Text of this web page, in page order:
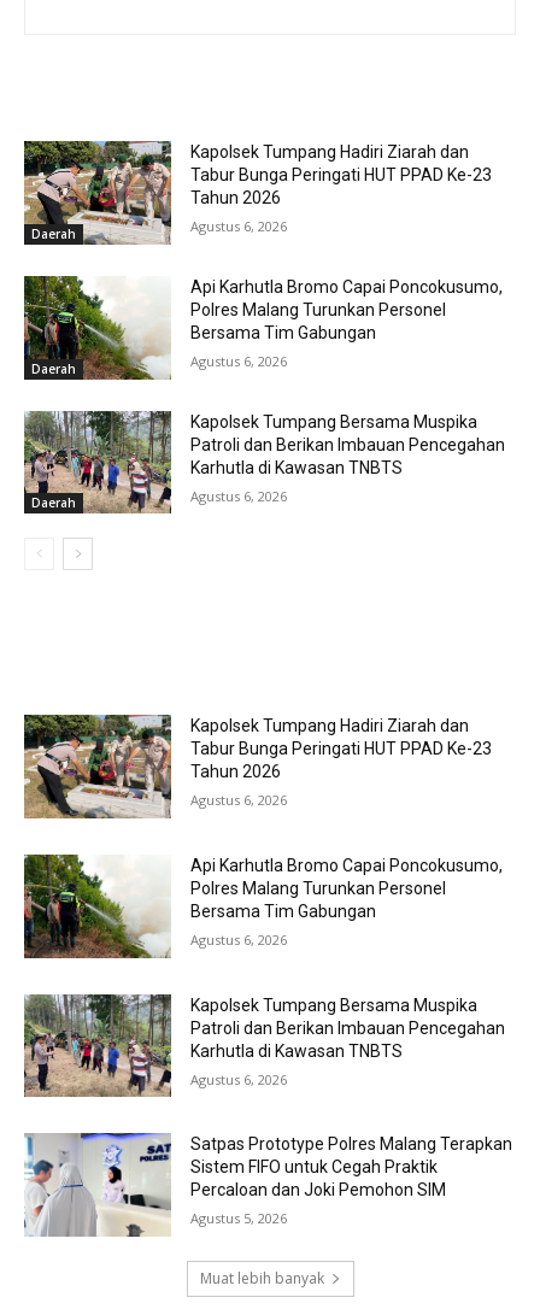
Daerah
Kapolsek Tumpang Hadiri Ziarah dan
Tabur Bunga Peringati HUT PPAD Ke-23
Tahun 2026
Agustus 6, 2026
Daerah
Api Karhutla Bromo Capai Poncokusumo,
Polres Malang Turunkan Personel
Bersama Tim Gabungan
Agustus 6, 2026
Daerah
Kapolsek Tumpang Bersama Muspika
Patroli dan Berikan Imbauan Pencegahan
Karhutla di Kawasan TNBTS
Agustus 6, 2026
Kapolsek Tumpang Hadiri Ziarah dan
Tabur Bunga Peringati HUT PPAD Ke-23
Tahun 2026
Agustus 6, 2026
Api Karhutla Bromo Capai Poncokusumo,
Polres Malang Turunkan Personel
Bersama Tim Gabungan
Agustus 6, 2026
Kapolsek Tumpang Bersama Muspika
Patroli dan Berikan Imbauan Pencegahan
Karhutla di Kawasan TNBTS
Agustus 6, 2026
Satpas Prototype Polres Malang Terapkan
Sistem FIFO untuk Cegah Praktik
Percaloan dan Joki Pemohon SIM
Agustus 5, 2026
Muat lebih banyak